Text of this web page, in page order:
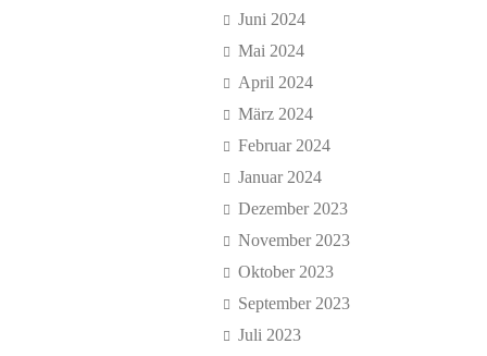
Juni 2024
Mai 2024
April 2024
März 2024
Februar 2024
Januar 2024
Dezember 2023
November 2023
Oktober 2023
September 2023
Juli 2023